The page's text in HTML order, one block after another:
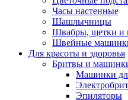
Часы настенные
Шашлычницы
Швабры, щетки и
Швейные
Для красоты и здоровья
Бритвы и
Машинки
Эпиляторы